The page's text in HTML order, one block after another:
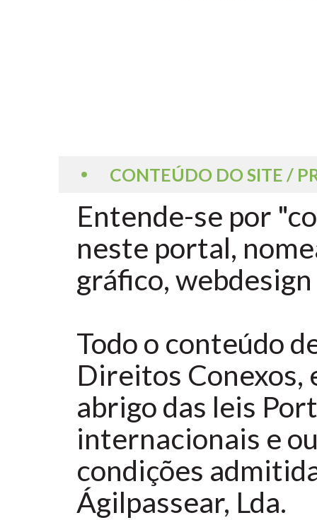
CONTEÚDO DO SITE /
Entende-se por
neste portal,
gráfico,
Todo o conteúdo
Direitos Conexos,
abrigo das leis
internacionais e
condições
Ágilpassear, Lda.